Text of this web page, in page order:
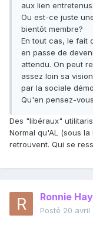
aux lien
Ou est-ce juste
bientôt membre?
En tout cas, le fait
en passe de
attendu. On peut
assez loin sa
par la sociale
Qu'en pensez-
Des "libéraux"
Normal qu'AL (sous
retrouvent. Qui se
Ronnie
Posté 20 avril